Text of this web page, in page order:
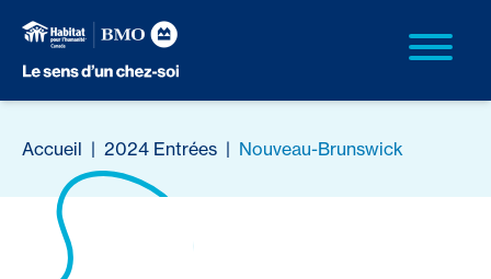
Accueil | 2024 Entrées | Nouveau-Brunswick